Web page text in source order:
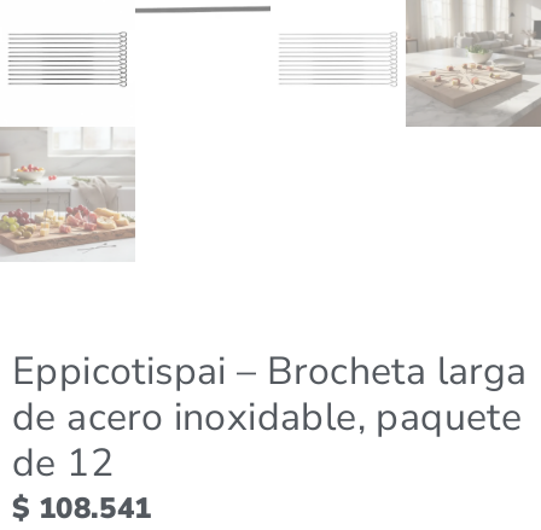
Eppicotispai – Brocheta larga
de acero inoxidable, paquete
de 12
$ 108.541